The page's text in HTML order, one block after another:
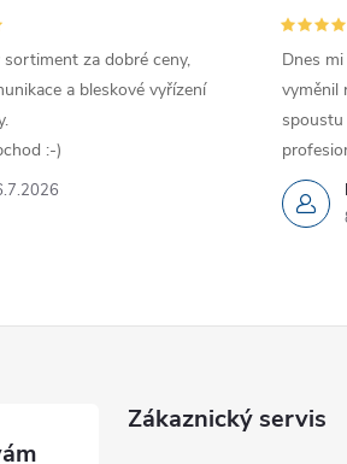
za dobré ceny,
a bleskové vyřízení
:-)
Dnes
vyměnil
spoustu
Zákaznický servis